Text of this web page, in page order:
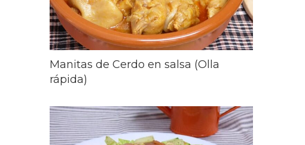
Manitas de Cerdo en salsa (Olla
rápida)